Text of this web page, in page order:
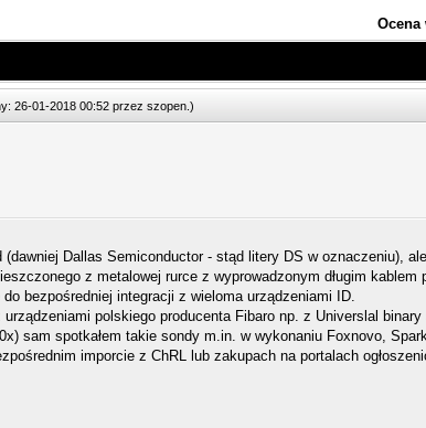
Ocena
26-01-2018 00:52 przez szopen )
(dawniej Dallas Semiconductor - stąd litery DS w oznaczeniu),
z metalowej rurce z wyprowadzonym długim kablem
bezpośredniej integracji z wieloma urządzeniami ID.
polskiego producenta Fibaro np. z Universlal
sam spotkałem takie sondy m.in. w wykonaniu Foxnovo,
imporcie z ChRL lub zakupach na portalach